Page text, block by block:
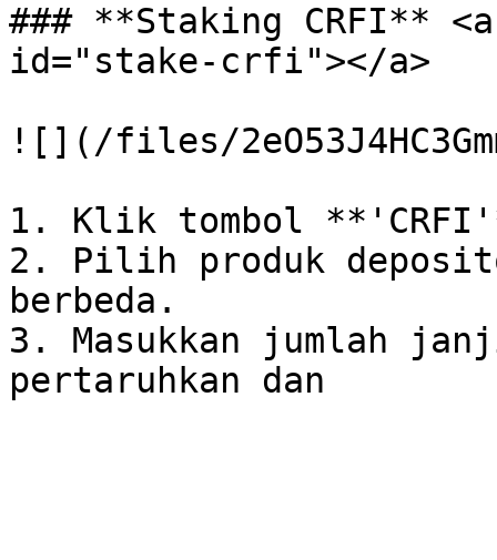
### **Staking CRFI**
id="stake-crfi"></a>
![](/files/
1. Klik tombol
2. Pilih produk
berbeda.
3. Masukkan jumlah